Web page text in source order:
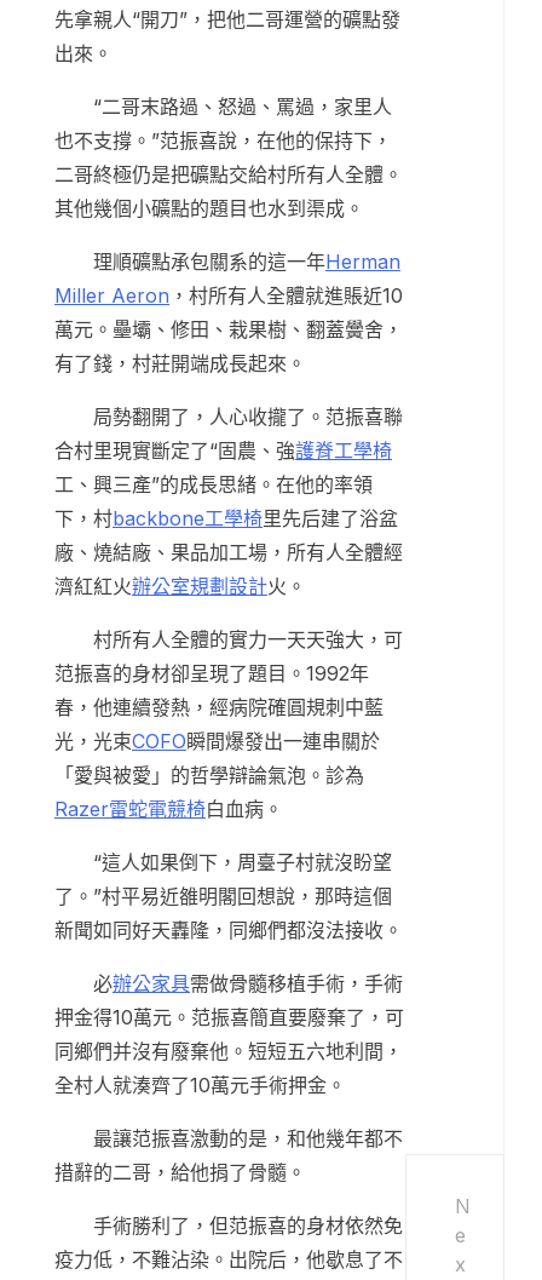
先拿親人“開刀”，把他二哥運營的礦點發
出來。
“二哥末路過、怒過、罵過，家里人
也不支撐。”范振喜說，在他的保持下，
二哥終極仍是把礦點交給村所有人全體。
其他幾個小礦點的題目也水到渠成。
理順礦點承包關系的這一年Herman
Miller Aeron ，村所有人全體就進賬近10
萬元。壘壩、修田、栽果樹、翻蓋黌舍，
有了錢，村莊開端成長起來。
局勢翻開了，人心收攏了。范振喜聯
合村里現實斷定了“固農、強護脊工學椅
工、興三產”的成長思緒。在他的率領
下，村backbone工學椅里先后建了浴盆
廠、燒結廠、果品加工場，所有人全體經
濟紅紅火辦公室規劃設計火。
村所有人全體的實力一天天強大，可
范振喜的身材卻呈現了題目。1992年
春，他連續發熱，經病院確圓規刺中藍
光，光束COFO瞬間爆發出一連串關於
「愛與被愛」的哲學辯論氣泡。診為
Razer雷蛇電競椅白血病。
“這人如果倒下，周臺子村就沒盼望
了。”村平易近雒明閣回想說，那時這個
新聞如同好天轟隆，同鄉們都沒法接收。
必辦公家具需做骨髓移植手術，手術
押金得10萬元。范振喜簡直要廢棄了，可
同鄉們并沒有廢棄他。短短五六地利間，
全村人就湊齊了10萬元手術押金。
最讓范振喜激動的是，和他幾年都不
措辭的二哥，給他捐了骨髓。
手術勝利了，但范振喜的身材依然免
疫力低，不難沾染。出院后，他歇息了不
N
e
x